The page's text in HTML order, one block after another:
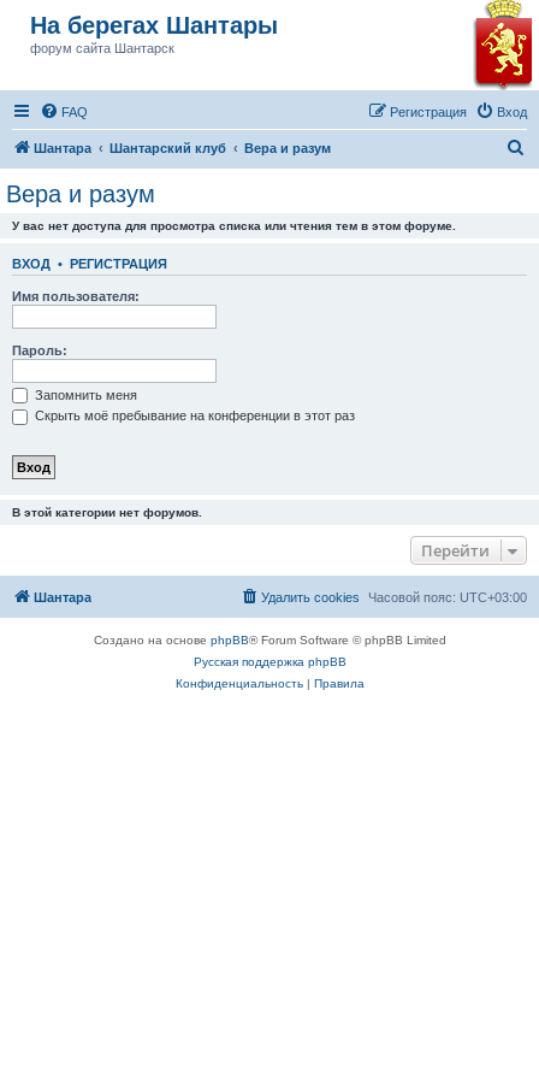
На берегах Шантары
форум сайта Шантарск
FAQ Вход
Регистрация
Шантара Шантарский клуб Вера и разум
Вера и разум
У вас нет доступа для просмотра списка или чтения тем в этом форуме.
ВХОД • РЕГИСТРАЦИЯ
Имя пользователя:
Пароль:
Запомнить меня
Скрыть моё пребывание на конференции в этот раз
В этой категории нет форумов.
Перейти
Шантара Часовой пояс: UTC+03:00
Удалить cookies
Создано на основе phpBB® Forum Software © phpBB Limited
Русская поддержка phpBB
Конфиденциальность| Правила